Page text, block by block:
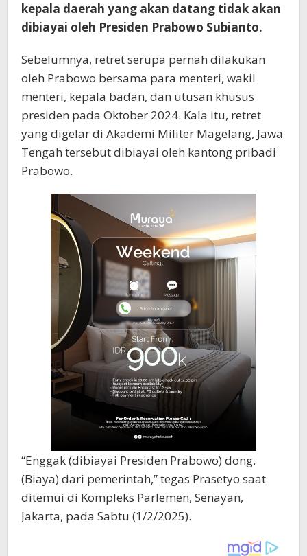
kepala daerah yang akan datang tidak akan
dibiayai oleh Presiden Prabowo Subianto.
Sebelumnya, retret serupa pernah dilakukan
oleh Prabowo bersama para menteri, wakil
menteri, kepala badan, dan utusan khusus
presiden pada Oktober 2024. Kala itu, retret
yang digelar di Akademi Militer Magelang, Jawa
Tengah tersebut dibiayai oleh kantong pribadi
Prabowo.
“Enggak (dibiayai Presiden Prabowo) dong.
(Biaya) dari pemerintah,” tegas Prasetyo saat
ditemui di Kompleks Parlemen, Senayan,
Jakarta, pada Sabtu (1/2/2025).